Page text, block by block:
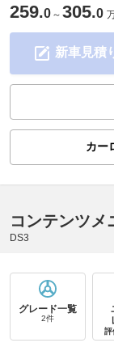
259.0 ～ 305.0
新車見積
カー
コンテンツメ
DS3
グレード一覧
2件
評